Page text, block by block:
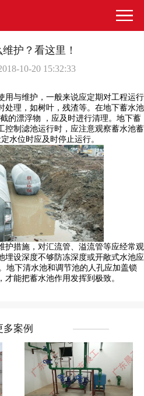
护？看这里！
10-20 15:32:33
用与维护，一般来说应定期对工程运行
处理，如树叶，残渣等。在地下蓄水池
的漂浮物 ，应及时进行清理。地下蓄
控制滤池运行时，应注意观察蓄水池蓄
水位时应及时停止运行。
护措施，对汇流管、溢流管等应经常观
埋设深度不够防冻深度或开敞式水池应
地下清水池和调节池的人孔应加盖锁
能把蓄水池作用发挥到极致。
多案例